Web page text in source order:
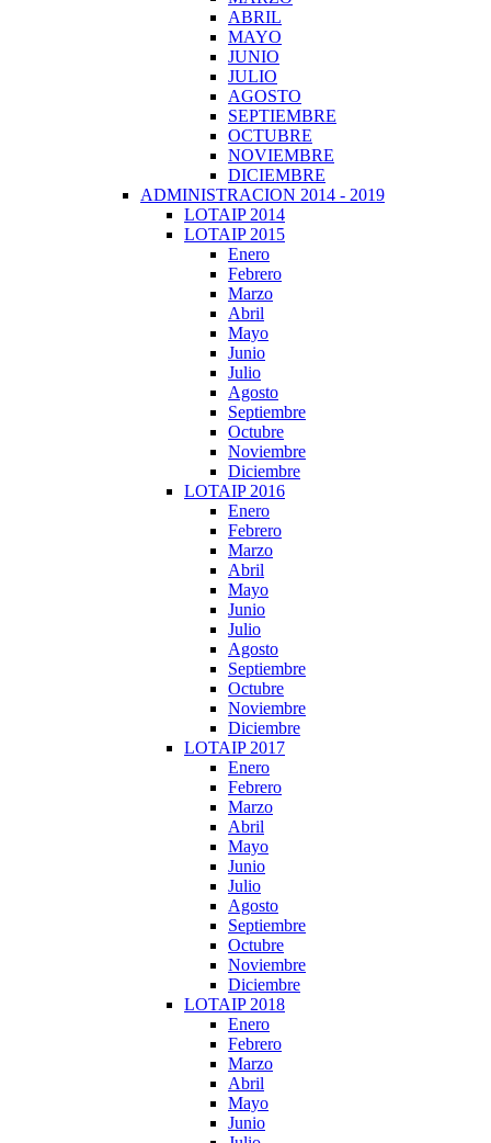
ABRIL
MAYO
JUNIO
JULIO
AGOSTO
SEPTIEMBRE
OCTUBRE
NOVIEMBRE
DICIEMBRE
ADMINISTRACION 2014 - 2019
LOTAIP 2014
LOTAIP 2015
Enero
Febrero
Marzo
Abril
Mayo
Junio
Julio
Agosto
Septiembre
Octubre
Noviembre
Diciembre
LOTAIP 2016
Enero
Febrero
Marzo
Abril
Mayo
Junio
Julio
Agosto
Septiembre
Octubre
Noviembre
Diciembre
LOTAIP 2017
Enero
Febrero
Marzo
Abril
Mayo
Junio
Julio
Agosto
Septiembre
Octubre
Noviembre
Diciembre
LOTAIP 2018
Enero
Febrero
Marzo
Abril
Mayo
Junio